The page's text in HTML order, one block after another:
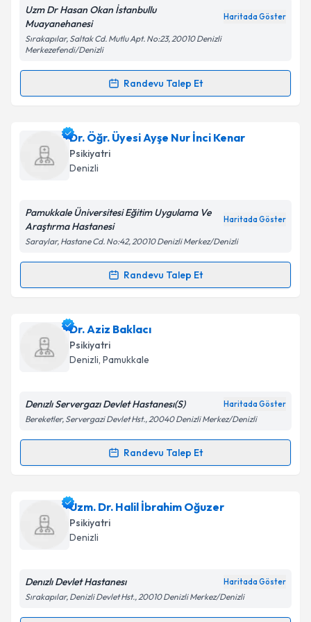
Kişisel verilerimin işlenmesine ilişkin
Metni'ni okudum ve kişisel verilerimin belirtilen
kapsamda işlenmesini kabul ediyorum.
Takvim Talebini Gönder
Uzm Dr Hasan Okan İstanbullu
Muayanehanesi
Haritada Göster
Sırakapılar, Saltak Cd. Mutlu Apt. No:23, 20010 Denizli
Merkezefendi/Denizli
Randevu Talep Et
Randevu Takvimi Talebi
Uzm. Dr. Hasan Okan İstanbulluiçin randevu
takvimi talebi oluşturun. Size bu uzmandan randevu
almanız için bir takvim hazırlandığında e-posta ile
E-posta Adresiniz
Kişisel verilerimin işlenmesine ilişkin
Metni'ni okudum ve kişisel verilerimin belirtilen
Takvim Talebini Gönder
Dr. Öğr. Üyesi Ayşe Nur İnci Kenar
Psikiyatri
Denizli
Pamukkale Üniversitesi Eğitim Uygulama Ve
Araştırma Hastanesi
Haritada Göster
Saraylar, Hastane Cd. No:42, 20010 Denizli Merkez/Denizli
Randevu Talep Et
Randevu Takvimi Talebi
Dr. Öğr. Üyesi Ayşe Nur İnci Kenar
takvimi talebi oluşturun. Size bu uzmandan randevu
almanız için bir takvim hazırlandığında e-posta ile
Kişisel verilerimin işlenmesine ilişkinAydınlatma
kapsamda işlenmesini kabul ediyorum.
Dr. Aziz Baklacı
Psikiyatri
Denizli, Pamukkale
Denızlı Servergazı Devlet Hastanesı(S) Haritada Göster
Bereketler, Servergazi Devlet Hst., 20040 Denizli Merkez/Denizli
Randevu Talep Et
Randevu Takvimi Talebi
Dr. Aziz Baklacıiçin randevu takvimi talebi oluşturun.
Size bu uzmandan randevu almanız için bir takvim
hazırlandığında e-posta ile bilgilendireceğiz.
Uzm. Dr. Halil İbrahim Oğuzer
Psikiyatri
Denizli
Denızlı Devlet Hastanesı Haritada Göster
Sırakapılar, Denizli Devlet Hst., 20010 Denizli Merkez/Denizli